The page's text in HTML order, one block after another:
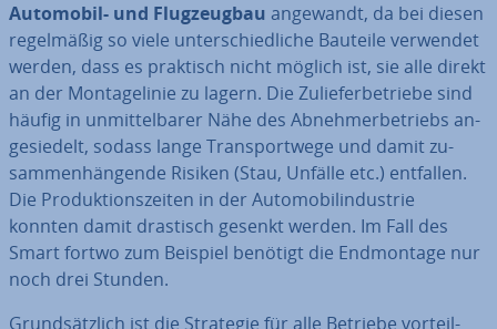
Automobil- und Flug­zeug­bau angewandt, da bei diesen
re­gel­mä­ßig so viele un­ter­schied­li­che Bauteile verwendet
werden, dass es praktisch nicht möglich ist, sie alle direkt
an der Mon­ta­ge­li­nie zu lagern. Die Zu­lie­fer­be­trie­be sind
häufig in un­mit­tel­ba­rer Nähe des Ab­neh­mer­be­triebs an­
ge­sie­delt, sodass lange Trans­port­we­ge und damit zu­
sam­men­hän­gen­de Risiken (Stau, Unfälle etc.) entfallen.
Die Pro­duk­ti­ons­zei­ten in der Au­to­mo­bil­in­dus­trie
konnten damit drastisch gesenkt werden. Im Fall des
Smart fortwo zum Beispiel benötigt die End­mon­ta­ge nur
noch drei Stunden.
Grund­sätz­lich ist die Strategie für alle Betriebe vor­teil­